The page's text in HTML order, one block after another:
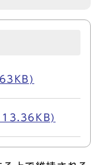
13.36KB)